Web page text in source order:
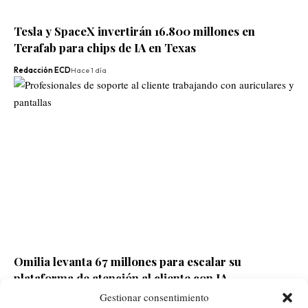
Gestionar consentimiento
Tesla y SpaceX invertirán 16.800 millones en
Terafab para chips de IA en Texas
Redacción ECDHace 1 día
Omilia levanta 67 millones para escalar su
plataforma de atención al cliente con IA
Hace 1 día